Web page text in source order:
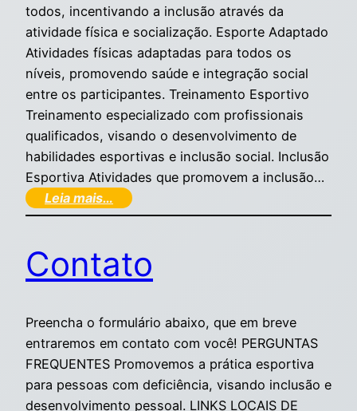
todos, incentivando a inclusão através da
atividade física e socialização. Esporte Adaptado
Atividades físicas adaptadas para todos os
níveis, promovendo saúde e integração social
entre os participantes. Treinamento Esportivo
Treinamento especializado com profissionais
qualificados, visando o desenvolvimento de
habilidades esportivas e inclusão social. Inclusão
Esportiva Atividades que promovem a inclusão…
Leia mais…
Contato
Preencha o formulário abaixo, que em breve
entraremos em contato com você! PERGUNTAS
FREQUENTES Promovemos a prática esportiva
para pessoas com deficiência, visando inclusão e
desenvolvimento pessoal. LINKS LOCAIS DE